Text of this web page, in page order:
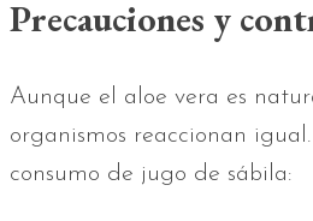
Precauciones y
Aunque el aloe vera es
organismos reaccionan
consumo de jugo de sábila: